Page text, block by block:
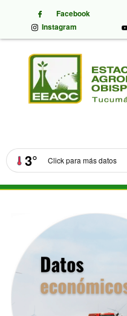
Facebook
Instagram
3° Click para más datos